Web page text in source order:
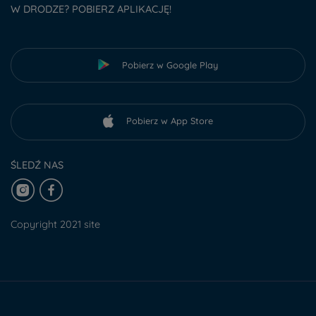
W DRODZE? POBIERZ APLIKACJĘ!
Pobierz w Google Play
Pobierz w App Store
ŚLEDŹ NAS
Copyright 2021 site